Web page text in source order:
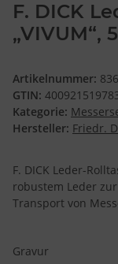
F. DICK
„VIVUM“,
Artikelnummer:
GTIN:
Kategorie:
Hersteller: Friedr.
F. DICK Leder-
robustem Leder
Transport von
Gravur